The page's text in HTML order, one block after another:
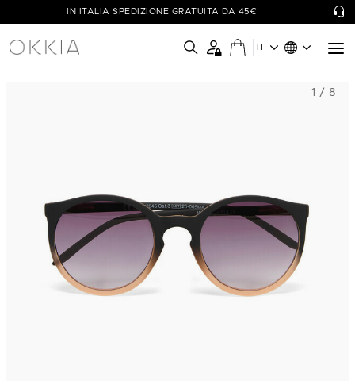
IN ITALIA SPEDIZIONE GRATUITA DA 45€
IT
1 / 8